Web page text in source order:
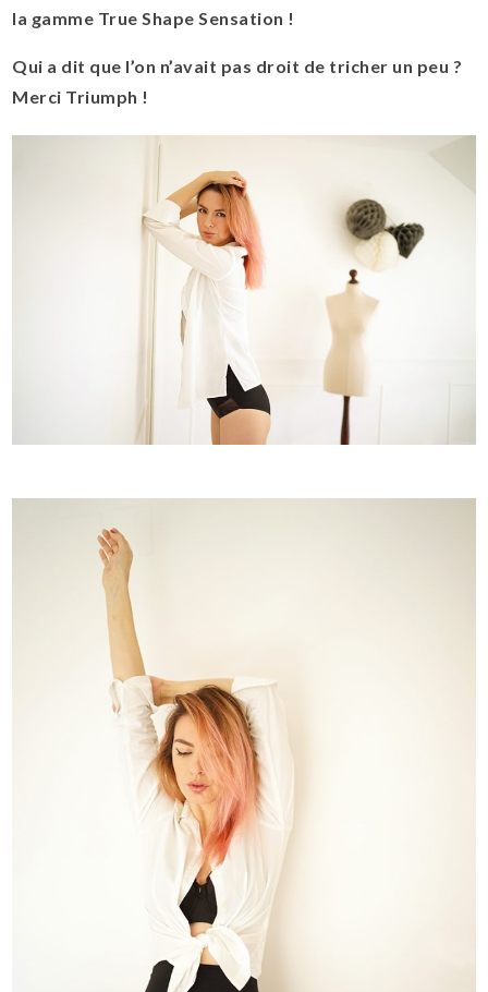
la gamme True Shape Sensation !
Qui a dit que l’on n’avait pas droit de tricher un peu ?
Merci Triumph !